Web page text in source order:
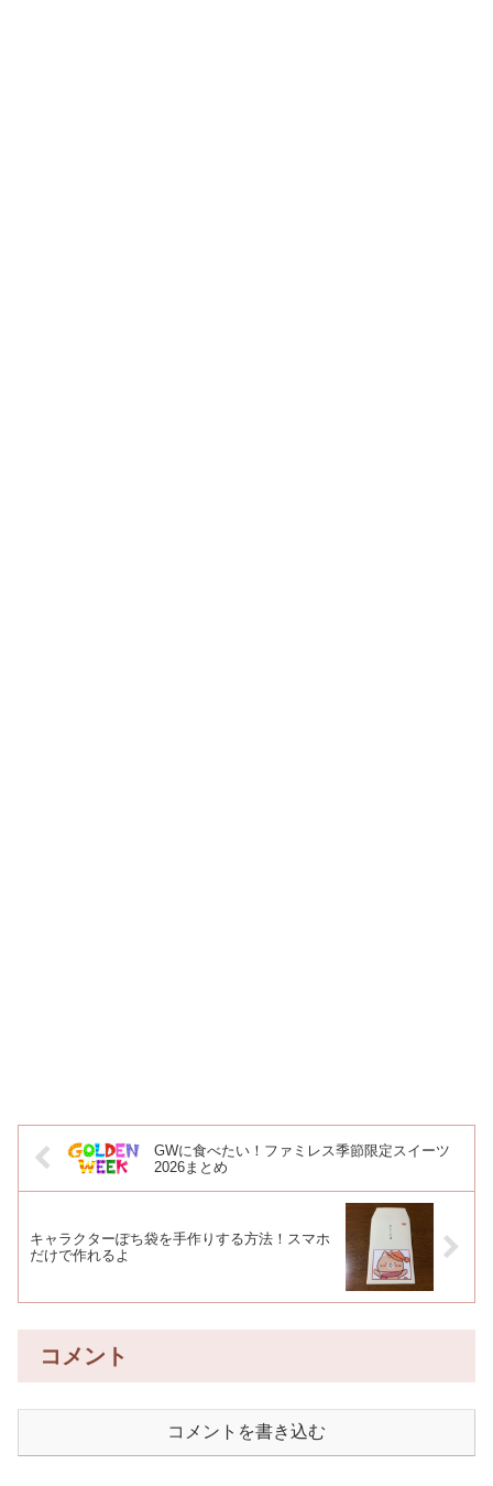
GWに食べたい！ファミレス季節限定スイーツ
2026まとめ
キャラクターぽち袋を手作りする方法！スマホ
だけで作れるよ
コメント
コメントを書き込む